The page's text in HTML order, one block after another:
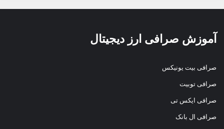
آموزش صرافی ارز دیجیتال
صرافی بیت یونیکس
صرافی توبیت
صرافی ایکس تی
صرافی ال بانک